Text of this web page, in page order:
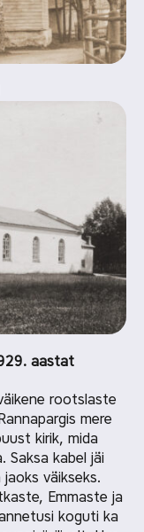
aastat
rootslaste
mere
kirik, mida
Saksa kabel jäi
väikseks.
Emmaste ja
koguti ka